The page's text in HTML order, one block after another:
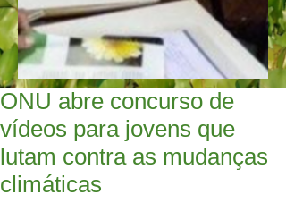
ONU abre concurso de
vídeos para jovens que
lutam contra as mudanças
climáticas